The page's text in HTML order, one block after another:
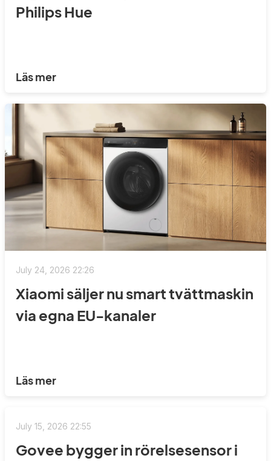
Philips Hue
Läs mer
July 24, 2026 22:26
Xiaomi säljer nu smart tvättmaskin
via egna EU-kanaler
Läs mer
July 15, 2026 22:55
Govee bygger in rörelsesensor i